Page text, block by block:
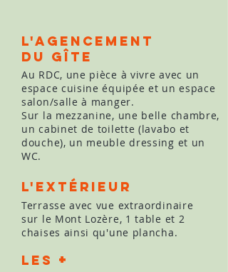
L'agencement
du gîte
Au RDC, une pièce à vivre avec un
espace cuisine équipée et un espace
salon/salle à manger.
Sur la mezzanine, une belle chambre,
un cabinet de toilette (lavabo et
douche), un meuble dressing et un
WC.
L'EXTÉRIEUR
Terrasse avec vue extraordinaire
sur le Mont Lozère, 1 table et 2
chaises ainsi qu'une plancha.
LEs +